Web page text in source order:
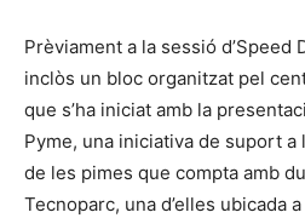
Prèviament a la sessió d’Speed
inclòs un bloc organitzat pel
que s’ha iniciat amb la
Pyme, una iniciativa de suport
de les pimes que compta amb
Tecnoparc, una d’elles ubicada